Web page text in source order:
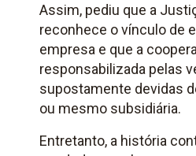
Assim, pediu que a
reconhece o vínculo de
empresa e que a
responsabilizada pelas
supostamente devidas
ou mesmo subsidiária.
Entretanto, a história